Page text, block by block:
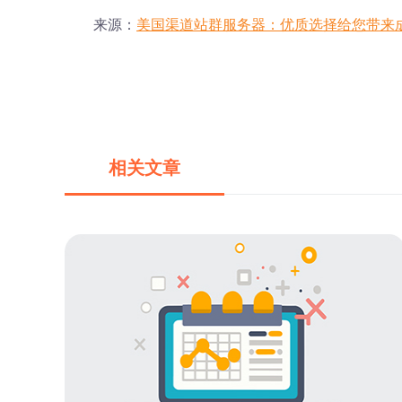
来源： 美国渠道站群服务器：优质选择给您带来
相关文章